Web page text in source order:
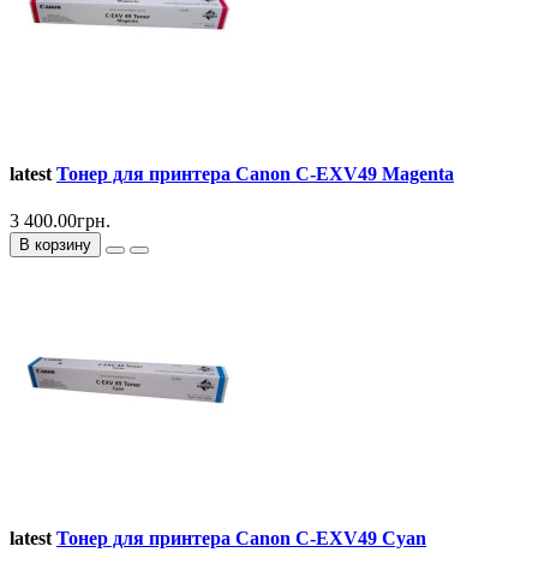
latest Тонер для принтера Canon C-EXV49 Magenta
3 400.00грн.
В корзину
latest Тонер для принтера Canon C-EXV49 Cyan